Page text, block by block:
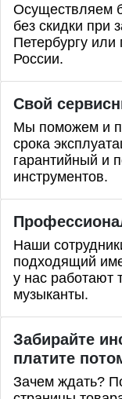
Осуществляем
без скидки при
Петербургу или
России.
Свой
Мы поможем и
срока
гарантийный и
инструментов.
Наши
подходящий
у нас работают
музыканты.
Забирайте
платите
Зачем ждать?